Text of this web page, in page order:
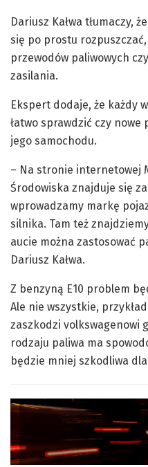
Dariusz Kałwa tłumaczy,
się po prostu
przewodów paliwowych
zasilania.
Ekspert dodaje, że każdy
łatwo sprawdzić czy
jego samochodu.
– Na stronie internetowej
Środowiska znajduje się
wprowadzamy markę
silnika. Tam też
aucie można zastosować
Dariusz Kałwa.
Z benzyną E10 problem
Ale nie wszystkie,
zaszkodzi volkswagenowi
rodzaju paliwa ma
będzie mniej szkodliwa